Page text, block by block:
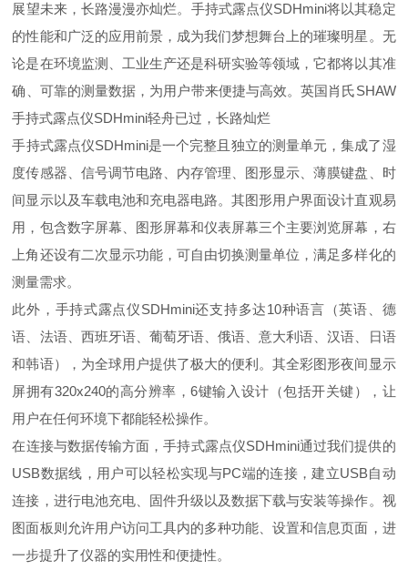
展望未来，长路漫漫亦灿烂。手持式露点仪SDHmini将以其稳定
的性能和广泛的应用前景，成为我们梦想舞台上的璀璨明星。无
论是在环境监测、工业生产还是科研实验等领域，它都将以其准
确 、可靠的测量数据，为用户带来便捷与高效。英国肖氏SHAW
手持式露点仪SDHmini轻舟已过，长路灿烂
手持式露点仪SDHmini是一个完整且独立的测量单元，集成了湿
度传感器、信号调节电路、内存管理、图形显示、薄膜键盘、时
间显示以及车载电池和充电器电路。其图形用户界面设计直观易
用，包含数字屏幕、图形屏幕和仪表屏幕三个主要浏览屏幕，右
上角还设有二次显示功能，可自由切换测量单位，满足多样化的
测量需求。
此外，手持式露点仪SDHmini还支持多达10种语言（英语、德
语、法语、西班牙语、葡萄牙语、俄语、意大利语、汉语、
日语
和韩语），为全球用户提供了极大的便利。其全彩图形夜间显示
屏拥有320x240的高分辨率，6键输入设计（包括开关键），让
用户在任何环境下都能轻松操作。
在连接与数据传输方面，手持式露点仪SDHmini通过我们提供的
USB数据线，用户可以轻松实现与PC端的连接，建立USB自动
连接，进行电池充电、固件升级以及数据下载与安装等操作。视
图面板则允许用户访问工具内的多种功能、设置和信息页面，进
一步提升了仪器的实用性和便捷性。